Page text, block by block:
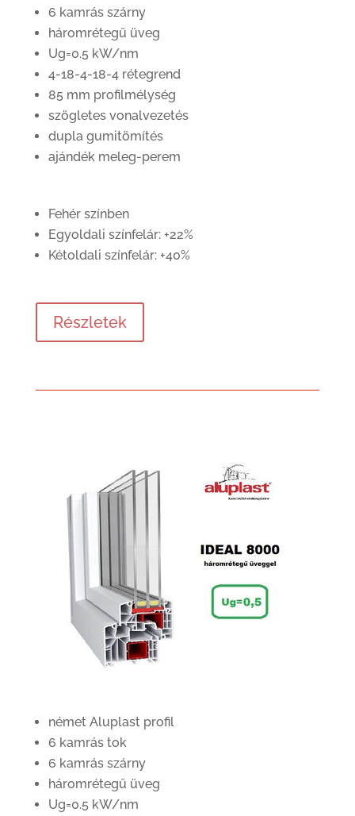
6 kamrás szárny
háromrétegű üveg
Ug=0.5 kW/nm
4-18-4-18-4 rétegrend
85 mm profilmélység
szögletes vonalvezetés
dupla gumitömítés
ajándék meleg-perem
Fehér színben
Egyoldali színfelár: +22%
Kétoldali színfelár: +40%
Részletek
német Aluplast profil
6 kamrás tok
6 kamrás szárny
háromrétegű üveg
Ug=0.5 kW/nm